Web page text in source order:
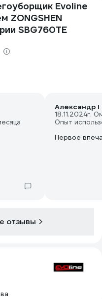
Evoline
ZONGSHEN
SBG760TE
Александр I
18.11.2024г.
Опыт
Первое
отзывы